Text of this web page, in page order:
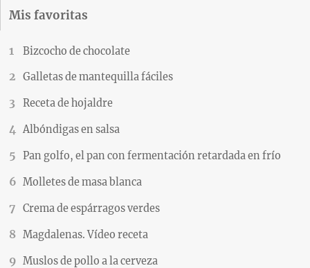
Mis favoritas
Bizcocho de chocolate
Galletas de mantequilla fáciles
Receta de hojaldre
Albóndigas en salsa
Pan golfo, el pan con fermentación retardada en frío
Molletes de masa blanca
Crema de espárragos verdes
Magdalenas. Vídeo receta
Muslos de pollo a la cerveza